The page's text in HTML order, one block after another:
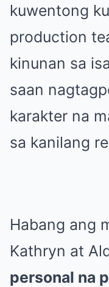
kuwentong
production
kinunan sa
saan
karakter na
sa kanilang
Habang ang
Kathryn at
personal na